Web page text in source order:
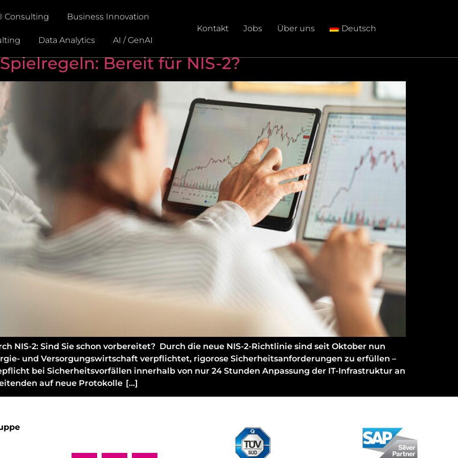
Consulting Business Innovation
Data Analytics AI / GenAI
Kontakt Jobs Über uns Deutsch
Bereit für NIS-2?
NIS-2: Sind Sie schon vorbereitet? Durch die neue NIS-2-Richtlinie sind seit Oktober nun
und Versorgungswirtschaft verpflichtet, rigorose Sicherheitsanforderungen zu erfüllen –
bei Sicherheitsvorfällen innerhalb von nur 24 Stunden Anpassung der IT-Infrastruktur an
auf neue Protokolle […]